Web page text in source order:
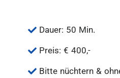
Dauer: 50 Min.
Preis: € 400,-
Bitte nüchtern &